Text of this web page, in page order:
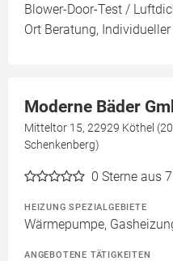
Blower-Door-Test /
Ort Beratung,
Moderne Bäder
Mitteltor 15, 22929 Köthel
Schenkenberg)
0 Sterne aus
HEIZUNG SPEZIALGEBIETE
Wärmepumpe,
ANGEBOTENE TÄTIGKEITEN